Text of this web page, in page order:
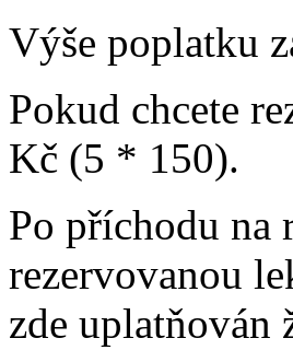
Výše poplatku
Pokud chcete
Kč (5 * 150).
Po příchodu na
rezervovanou
zde uplatňován